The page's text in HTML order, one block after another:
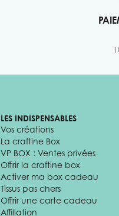
LES INDISPENSABLES
Vos créations
La craftine Box
VP BOX : Ventes privées
Offrir la craftine box
Activer ma box cadeau
Tissus pas chers
Offrir une carte cadeau
Affiliation